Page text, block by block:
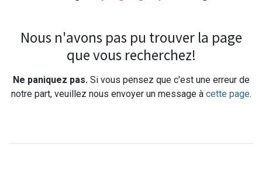
Erreur 404
Nous n'avons pas pu trouver la page
que vous recherchez!
Ne paniquez pas.Si vous pensez que c'est une erreur de
notre part, veuillez nous envoyer un message à cette page.